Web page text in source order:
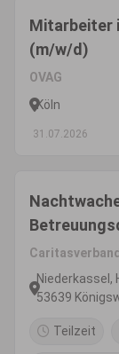
Mitarbeiter
(m/w/d)
OVAG
Köln
31.07.2026
Niederkassel,
53639
Teilzeit